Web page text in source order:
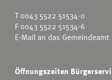
T0043 5522 51534-0
F 0043 5522 51534-6
E-Mail an das Gemeindeamt
Öffnungszeiten